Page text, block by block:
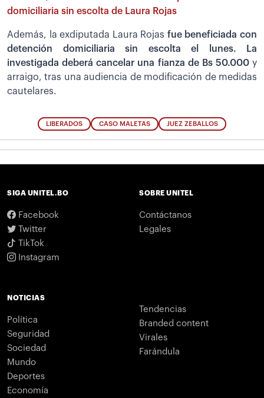
domiciliaria sin escolta de Laura Rojas
Además, la exdiputada Laura Rojas fue beneficiada con
detención domiciliaria sin escolta el lunes. La
investigada deberá cancelar una fianza de Bs 50.000 y
arraigo, tras una audiencia de modificación de medidas
cautelares.
LIBERADOS CASO MALETAS JUEZ ZEBALLOS
SIGA UNITEL.BO
Facebook
Twitter
TikTok
Instagram
SOBRE UNITEL
Contáctanos
Legales
NOTICIAS
Política
Seguridad
Sociedad
Mundo
Deportes
Economía
Tendencias
Branded content
Virales
Farándula